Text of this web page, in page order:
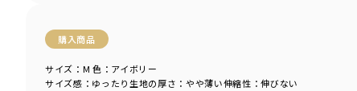
購入商品
サイズ感 ：ゆったり 生地の厚さ ：やや薄い伸縮性 ：伸びない
サイズ：M 色：アイボリー